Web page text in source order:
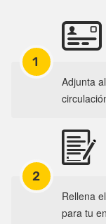
1
Adjunta
2
Rellena
para tu